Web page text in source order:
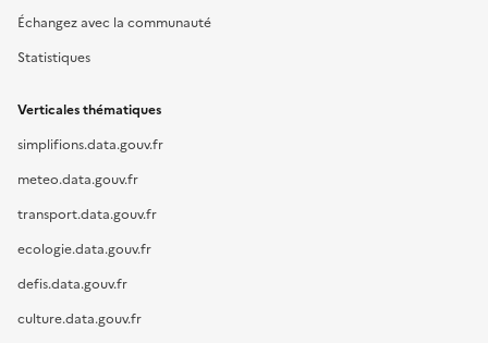
Échangez avec la communauté
Statistiques
Verticales thématiques
simplifions.data.gouv.fr
meteo.data.gouv.fr
transport.data.gouv.fr
ecologie.data.gouv.fr
defis.data.gouv.fr
culture.data.gouv.fr